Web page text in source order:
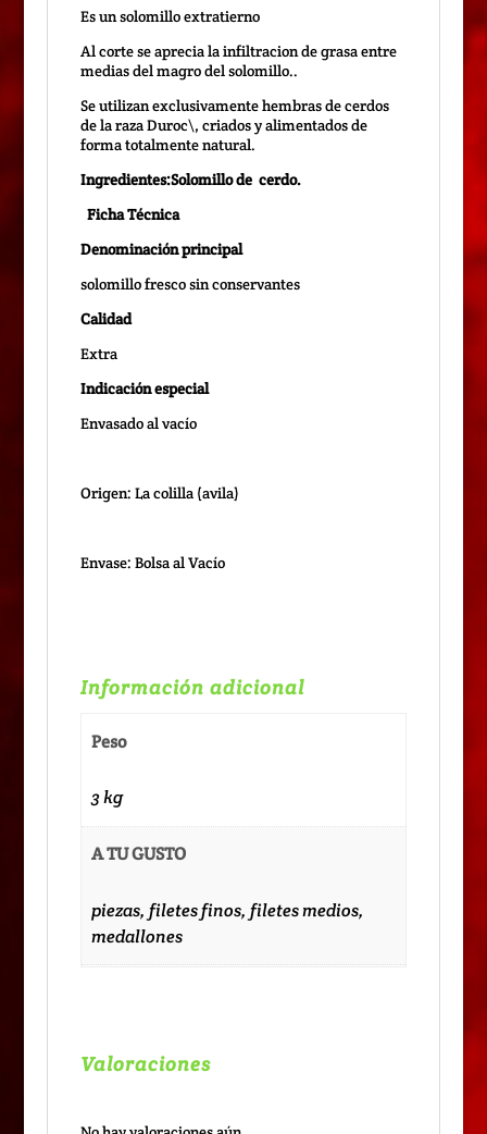
Es un solomillo extratierno
Al corte se aprecia la infiltracion de grasa entre
medias del magro del solomillo..
Se utilizan exclusivamente hembras de cerdos
de la raza Duroc\, criados y alimentados de
forma totalmente natural.
Ingredientes:Solomillo de cerdo.
Ficha Técnica
Denominación principal
solomillo fresco sin conservantes
Calidad
Extra
Indicación especial
Envasado al vacío
Origen: La colilla (avila)
Envase: Bolsa al Vacío
Información adicional
Peso
3 kg
A TU GUSTO
piezas, filetes finos, filetes medios,
medallones
Valoraciones